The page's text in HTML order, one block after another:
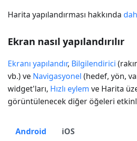
Harita yapılandırması hakkında
Ekran nasıl yapılandırılır
Ekranı yapılandır, Bilgilendirici
vb.) ve Navigasyonel (hedef, yön,
widget'ları, Hızlı eylem ve Harita
görüntülenecek diğer öğeleri
Android iOS